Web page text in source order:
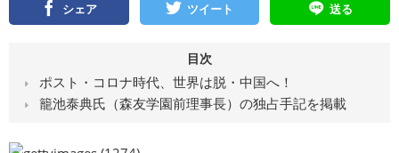
シェア ツイート 送る
目次
ポスト・コロナ時代、世界は脱・中国へ！
籠池泰典氏（森友学園前理事長）の独占手記を掲載